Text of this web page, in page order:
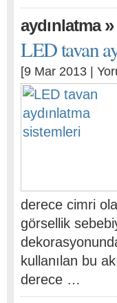
aydınlatma»
LED tavan
[9 Mar 2013 |
derece cimri
görsellik
kullanılan bu
derece …